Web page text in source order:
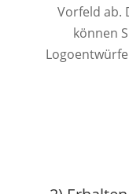
Vorfeld ab.
können